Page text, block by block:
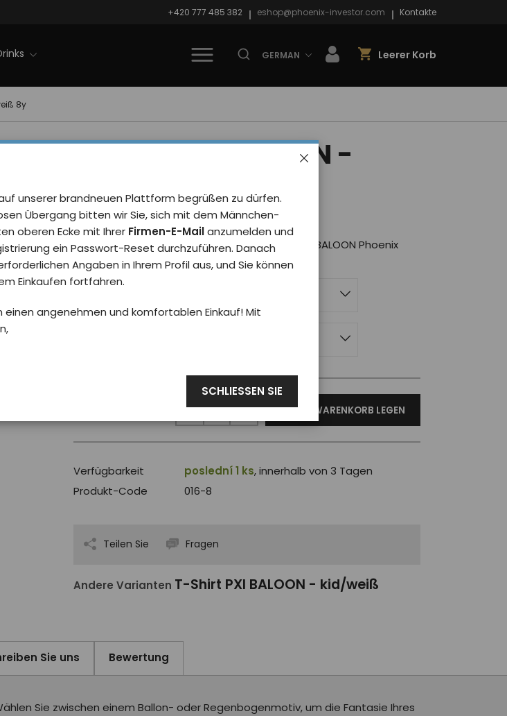
unserer brandneuen Plattform begrüßen zu dürfen.
Übergang bitten wir Sie, sich mit dem Männchen-
oberen Ecke mit Ihrer Firmen-E-Mail anzumelden und
ein Passwort-Reset durchzuführen. Danach
Angaben in Ihrem Profil aus, und Sie können
Einkaufen fortfahren.
einen angenehmen und komfortablen Einkauf! Mit
SCHLIESSEN SIE
+420 777 485 382 eshop@phoenix-investor.com Kontakte
GERMAN Leerer Korb
8y
T-Shirt PXI BALOON -
Rezensiert von 0 Benutzer
Kinder-T-Shirt aus Baumwolle in blau mit Motiv BALOON Phoenix
IN DEN WARENKORB LEGEN
Verfügbarkeit poslední 1 ks, innerhalb von 3 Tagen
Produkt-Code
016-8
Teilen Sie Fragen
Andere Varianten T-Shirt PXI BALOON - kid/weiß
Sie uns Bewertung
Sie zwischen einem Ballon- oder Regenbogenmotiv, um die Fantasie Ihres